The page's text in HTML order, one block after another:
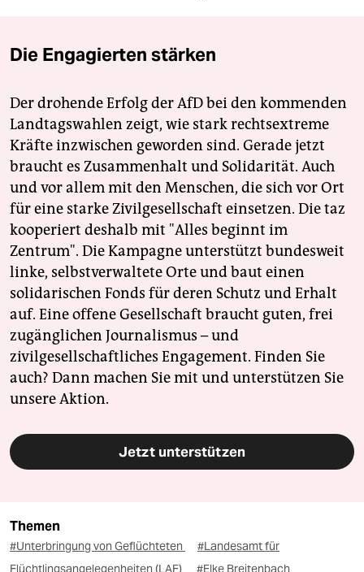
Die Engagierten stärken
Der drohende Erfolg der AfD bei den kommenden
Landtagswahlen zeigt, wie stark rechtsextreme
Kräfte inzwischen geworden sind. Gerade jetzt
braucht es Zusammenhalt und Solidarität. Auch
und vor allem mit den Menschen, die sich vor Ort
für eine starke Zivilgesellschaft einsetzen. Die taz
kooperiert deshalb mit "Alles beginnt im
Zentrum". Die Kampagne unterstützt bundesweit
linke, selbstverwaltete Orte und baut einen
solidarischen Fonds für deren Schutz und Erhalt
auf. Eine offene Gesellschaft braucht guten, frei
zugänglichen Journalismus – und
zivilgesellschaftliches Engagement. Finden Sie
auch? Dann machen Sie mit und unterstützen Sie
unsere Aktion.
Jetzt unterstützen
Themen
#Unterbringung von Geflüchteten
#Landesamt für
Flüchtlingsangelegenheiten (LAF)
#Elke Breitenbach